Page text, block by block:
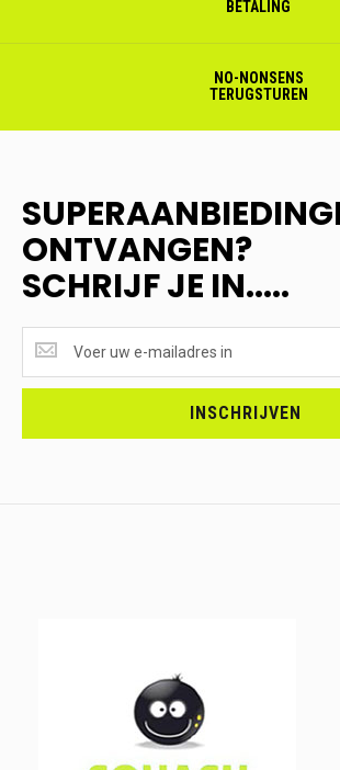
BETALING
NO-NONSENS
TERUGSTUREN
ONTVANGEN?
SCHRIJF JE IN.....
ONTVANGEN?
<br>SCHRIJF
INSCHRIJVEN